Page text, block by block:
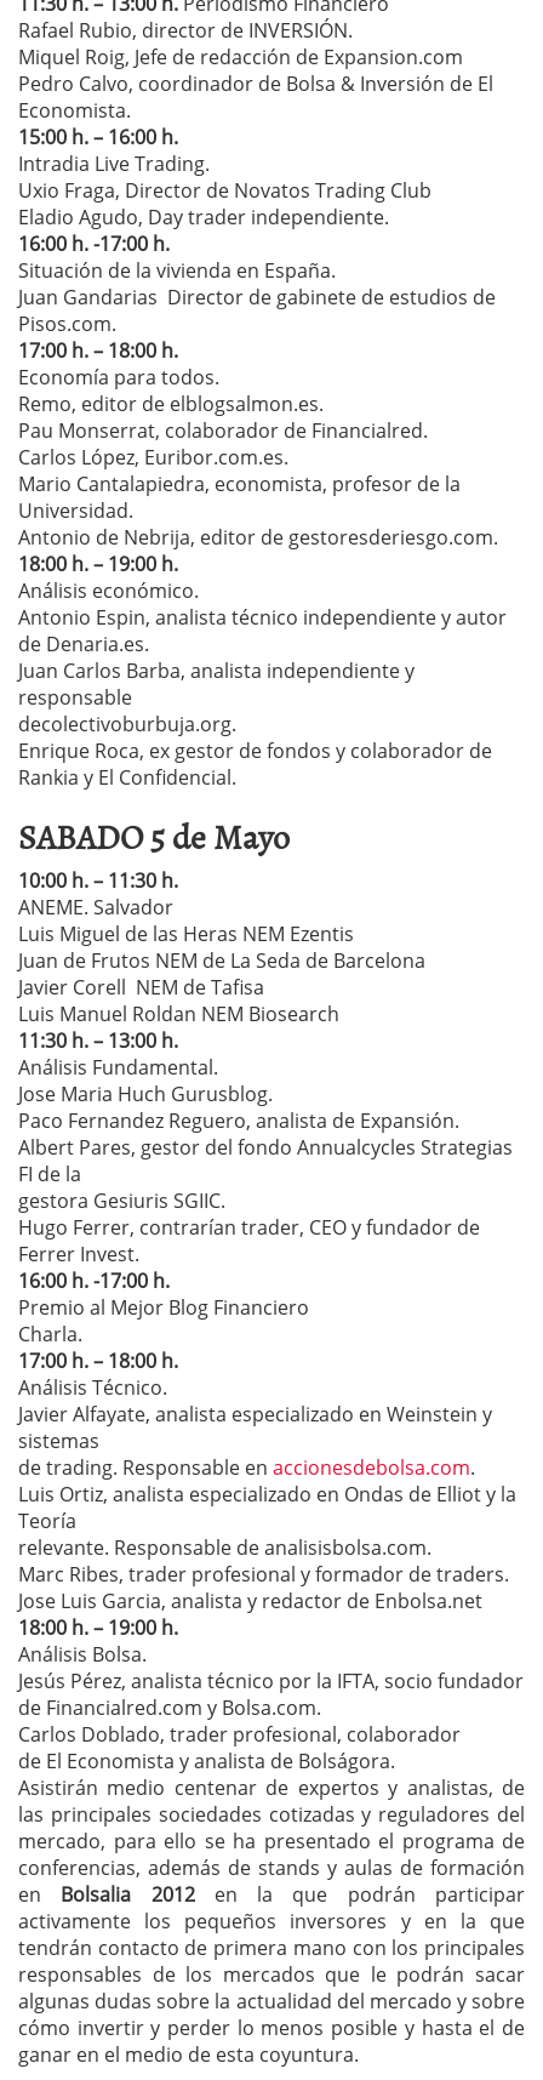
Rafael Rubio, director de INVERSIÓN.
Miquel Roig, Jefe de redacción de Expansion.com
Pedro Calvo, coordinador de Bolsa & Inversión de El
Economista.
15:00 h. – 16:00 h.
Intradia Live Trading.
Uxio Fraga, Director de Novatos Trading Club
Eladio Agudo, Day trader independiente.
16:00 h. -17:00 h.
Situación de la vivienda en España.
Juan Gandarias Director de gabinete de estudios de
Pisos.com.
17:00 h. – 18:00 h.
Economía para todos.
Remo, editor de elblogsalmon.es.
Pau Monserrat, colaborador de Financialred.
Carlos López, Euribor.com.es.
Mario Cantalapiedra, economista, profesor de la
Universidad.
Antonio de Nebrija, editor de gestoresderiesgo.com.
18:00 h. – 19:00 h.
Análisis económico.
Antonio Espin, analista técnico independiente y autor
de Denaria.es.
Juan Carlos Barba, analista independiente y
responsable
decolectivoburbuja.org.
Enrique Roca, ex gestor de fondos y colaborador de
Rankia y El Confidencial.
SABADO 5 de Mayo
10:00 h. – 11:30 h.
ANEME. Salvador
Luis Miguel de las Heras NEM Ezentis
Juan de Frutos NEM de La Seda de Barcelona
Javier Corell NEM de Tafisa
Luis Manuel Roldan NEM Biosearch
11:30 h. – 13:00 h.
Análisis Fundamental.
Jose Maria Huch Gurusblog.
Paco Fernandez Reguero, analista de Expansión.
Albert Pares, gestor del fondo Annualcycles Strategias
FI de la
gestora Gesiuris SGIIC.
Hugo Ferrer, contrarían trader, CEO y fundador de
Ferrer Invest.
16:00 h. -17:00 h.
Premio al Mejor Blog Financiero
Charla.
17:00 h. – 18:00 h.
Análisis Técnico.
Javier Alfayate, analista especializado en Weinstein y
sistemas
de trading. Responsable en accionesdebolsa.com.
Luis Ortiz, analista especializado en Ondas de Elliot y la
Teoría
relevante. Responsable de analisisbolsa.com.
Marc Ribes, trader profesional y formador de traders.
Jose Luis Garcia, analista y redactor de Enbolsa.net
18:00 h. – 19:00 h.
Análisis Bolsa.
Jesús Pérez, analista técnico por la IFTA, socio fundador
de Financialred.com y Bolsa.com.
Carlos Doblado, trader profesional, colaborador
de El Economista y analista de Bolságora.
Asistirán medio centenar de expertos y analistas, de
las principales sociedades cotizadas y reguladores del
mercado, para ello se ha presentado el programa de
conferencias, además de stands y aulas de formación
en Bolsalia 2012 en la que podrán participar
activamente los pequeños inversores y en la que
tendrán contacto de primera mano con los principales
responsables de los mercados que le podrán sacar
algunas dudas sobre la actualidad del mercado y sobre
cómo invertir y perder lo menos posible y hasta el de
ganar en el medio de esta coyuntura.